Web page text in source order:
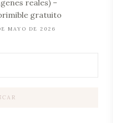
reales) –
gratuito
MAYO DE 2026